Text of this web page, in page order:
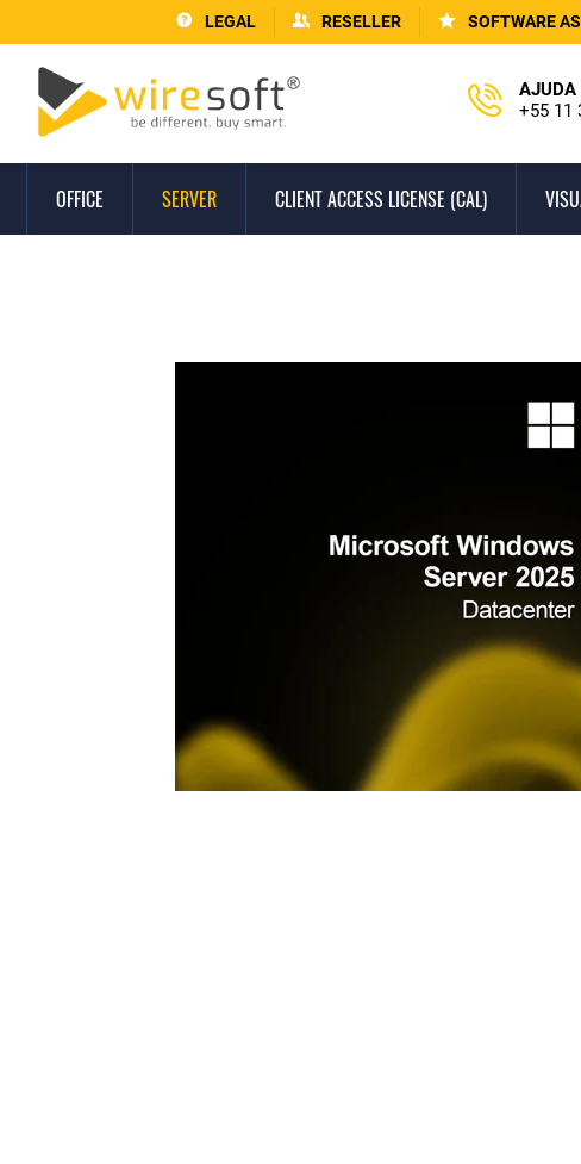
LEGAL RESELLER SOFTWARE
AJUDA
+55 11
OFFICE SERVER CLIENT ACCESS LICENSE (CAL)